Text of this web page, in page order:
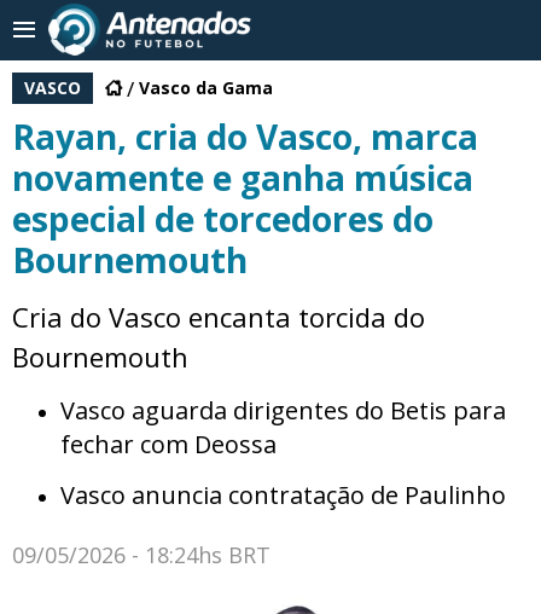
VASCO Vasco da Gama
Rayan, cria do Vasco, marca
novamente e ganha música
especial de torcedores do
Bournemouth
Cria do Vasco encanta torcida do
Bournemouth
Vasco aguarda dirigentes do Betis para
fechar com Deossa
Vasco anuncia contratação de Paulinho
09/05/2026 - 18:24hs BRT